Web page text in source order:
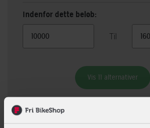
Indenfor dette beløb:
Til
Vis 11 alternativer
Beskrivelse